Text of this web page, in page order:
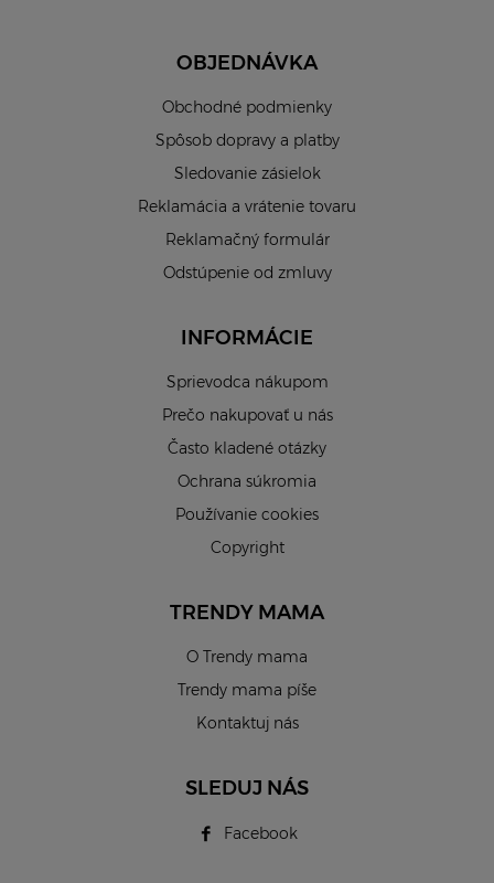
OBJEDNÁVKA
Obchodné podmienky
Spôsob dopravy a platby
Sledovanie zásielok
Reklamácia a vrátenie tovaru
Reklamačný formulár
Odstúpenie od zmluvy
INFORMÁCIE
Sprievodca nákupom
Prečo nakupovať u nás
Často kladené otázky
Ochrana súkromia
Používanie cookies
Copyright
TRENDY MAMA
O Trendy mama
Trendy mama píše
Kontaktuj nás
SLEDUJ NÁS
Facebook